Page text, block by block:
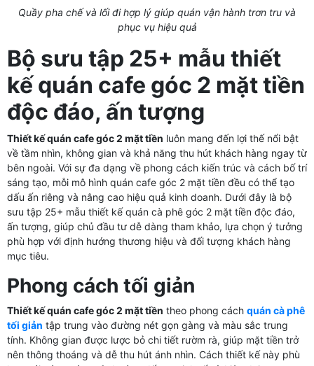
Quầy pha chế và lối đi hợp lý giúp quán vận hành trơn tru và
phục vụ hiệu quả
Bộ sưu tập 25+ mẫu thiết
kế quán cafe góc 2 mặt tiền
độc đáo, ấn tượng
Thiết kế quán cafe góc 2 mặt tiền luôn mang đến lợi thế nổi bật
về tầm nhìn, không gian và khả năng thu hút khách hàng ngay từ
bên ngoài. Với sự đa dạng về phong cách kiến trúc và cách bố trí
sáng tạo, mỗi mô hình quán cafe góc 2 mặt tiền đều có thể tạo
dấu ấn riêng và nâng cao hiệu quả kinh doanh. Dưới đây là bộ
sưu tập 25+ mẫu thiết kế quán cà phê góc 2 mặt tiền độc đáo,
ấn tượng, giúp chủ đầu tư dễ dàng tham khảo, lựa chọn ý tưởng
phù hợp với định hướng thương hiệu và đối tượng khách hàng
mục tiêu.
Phong cách tối giản
Thiết kế quán cafe góc 2 mặt tiền theo phong cách quán cà phê
tối giản tập trung vào đường nét gọn gàng và màu sắc trung
tính. Không gian được lược bỏ chi tiết rườm rà, giúp mặt tiền trở
nên thông thoáng và dễ thu hút ánh nhìn. Cách thiết kế này phù